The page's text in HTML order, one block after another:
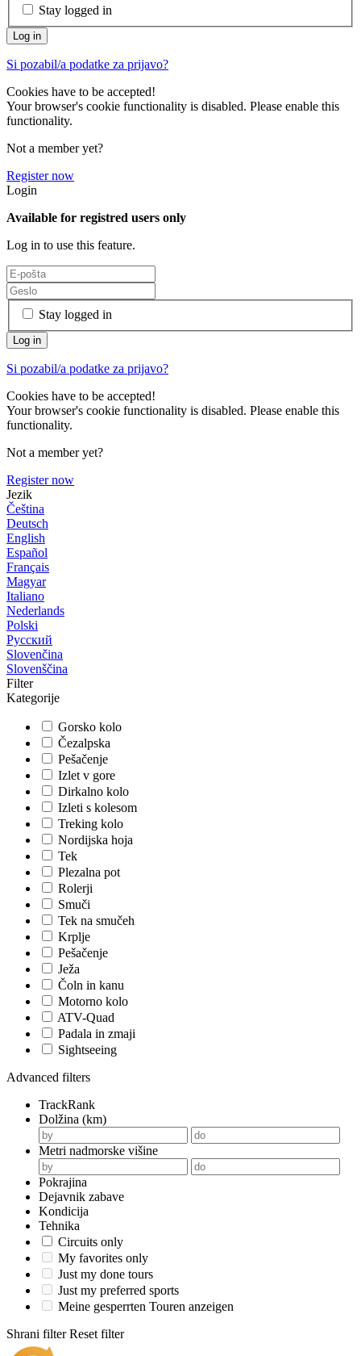
Stay logged in
Si pozabil/a podatke za prijavo?
Cookies have to be accepted!
Your browser's cookie functionality is disabled. Please enable this
functionality.
Not a member yet?
Register now
Login
Available for registred users only
Log in to use this feature.
Stay logged in
Si pozabil/a podatke za prijavo?
Cookies have to be accepted!
Your browser's cookie functionality is disabled. Please enable this
functionality.
Not a member yet?
Register now
Jezik
Čeština
Deutsch
English
Español
Français
Magyar
Italiano
Nederlands
Polski
Русский
Slovenčina
Slovenščina
Filter
Kategorije
Gorsko kolo
Čezalpska
Pešačenje
Izlet v gore
Dirkalno kolo
Izleti s kolesom
Treking kolo
Nordijska hoja
Tek
Plezalna pot
Rolerji
Smuči
Tek na smučeh
Krplje
Pešačenje
Ježa
Čoln in kanu
Motorno kolo
ATV-Quad
Padala in zmaji
Sightseeing
Advanced filters
TrackRank
Dolžina (km)
Metri nadmorske višine
Pokrajina
Dejavnik zabave
Kondicija
Tehnika
Circuits only
My favorites only
Just my done tours
Just my preferred sports
Meine gesperrten Touren anzeigen
Shrani filter Reset filter